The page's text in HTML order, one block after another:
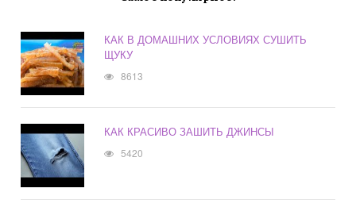
КАК В ДОМАШНИХ УСЛОВИЯХ СУШИТЬ
ЩУКУ
8613
КАК КРАСИВО ЗАШИТЬ ДЖИНСЫ
5420